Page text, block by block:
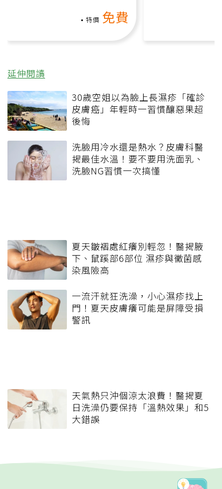
特價 免費
延伸閱讀
30歲空姐以為臉上長濕疹「確診
皮膚癌」年輕時一習慣釀惡果超
後悔
洗臉用冷水還是熱水？皮膚科醫
揭最佳水溫！要不要用洗面乳、
洗臉NG習慣一次搞懂
夏天皺褶處紅癢別輕忽！醫揭腋
下、鼠蹊部6部位 濕疹與黴菌感
染風險高
一流汗就狂洗澡，小心濕疹找上
門！夏天皮膚癢可能是屏障受損
警訊
天氣熱只沖個涼太浪費！醫揭夏
日洗澡仍要保持「溫熱效果」和5
大錯誤